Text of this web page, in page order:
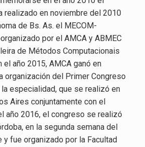
realizado en noviembre del 2010
de Bs. As. el MECOM-
por el AMCA y ABMEC
de Métodos Computacionais
el año 2015, AMCA ganó en
organización del Primer Congreso
la especialidad, que se realizó en
Aires conjuntamente con el
año 2016, el congreso se realizó
en la segunda semana del
y fue organizado por la Facultad